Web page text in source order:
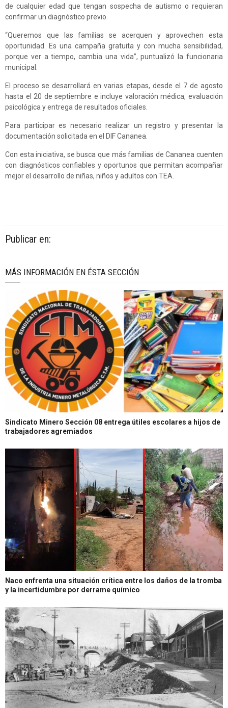
de cualquier edad que tengan sospecha de autismo o requieran
confirmar un diagnóstico previo.
“Queremos que las familias se acerquen y aprovechen esta
oportunidad. Es una campaña gratuita y con mucha sensibilidad,
porque ver a tiempo, cambia una vida”, puntualizó la funcionaria
municipal.
El proceso se desarrollará en varias etapas, desde el 7 de agosto
hasta el 20 de septiembre e incluye valoración médica, evaluación
psicológica y entrega de resultados oficiales.
Para participar es necesario realizar un registro y presentar la
documentación solicitada en el DIF Cananea.
Con esta iniciativa, se busca que más familias de Cananea cuenten
con diagnósticos confiables y oportunos que permitan acompañar
mejor el desarrollo de niñas, niños y adultos con TEA.
Publicar en:
MÁS INFORMACIÓN EN ÉSTA SECCIÓN
Sindicato Minero Sección 08 entrega útiles escolares a hijos de
trabajadores agremiados
Naco enfrenta una situación crítica entre los daños de la tromba
y la incertidumbre por derrame químico